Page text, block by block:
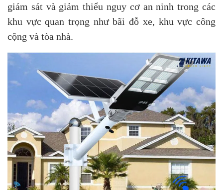
giám sát và giảm thiểu nguy cơ an ninh trong các
khu vực quan trọng như bãi đỗ xe, khu vực công
cộng và tòa nhà.